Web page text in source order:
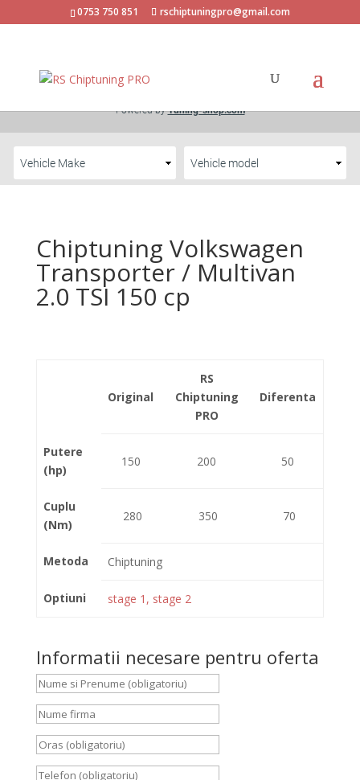
0753 750 851 rschiptuningpro@gmail.com
Chiptuning Volkswagen
Transporter / Multivan
2.0 TSI 150 cp
Original
RS
Chiptuning
PRO
Diferenta
Putere
(hp)
150 200 50
Cuplu
(Nm)
280 350 70
Metoda Chiptuning
Optiuni stage 1, stage 2
Informatii necesare pentru oferta